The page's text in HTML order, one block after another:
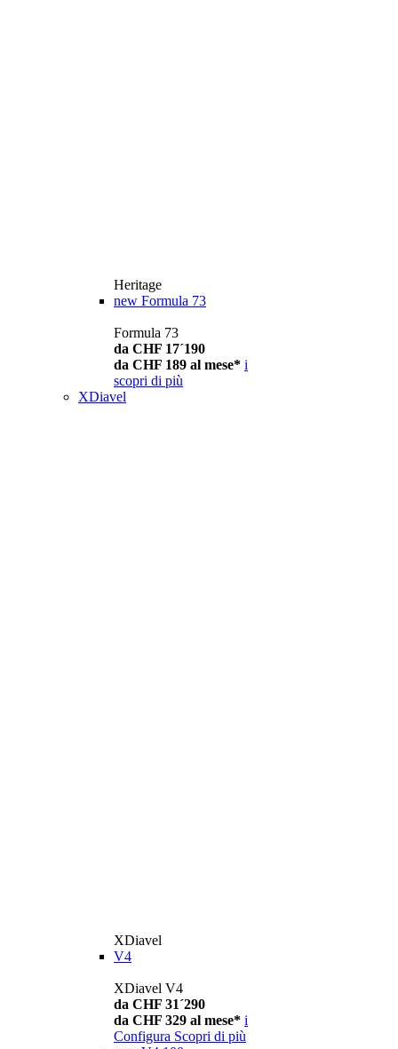
Heritage
new Formula 73
Formula 73
da CHF 17´190
da CHF 189 al mese* i
scopri di più
XDiavel
XDiavel
V4
XDiavel V4
da CHF 31´290
da CHF 329 al mese* i
Configura Scopri di più